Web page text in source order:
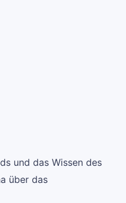
und das Wissen des
über das